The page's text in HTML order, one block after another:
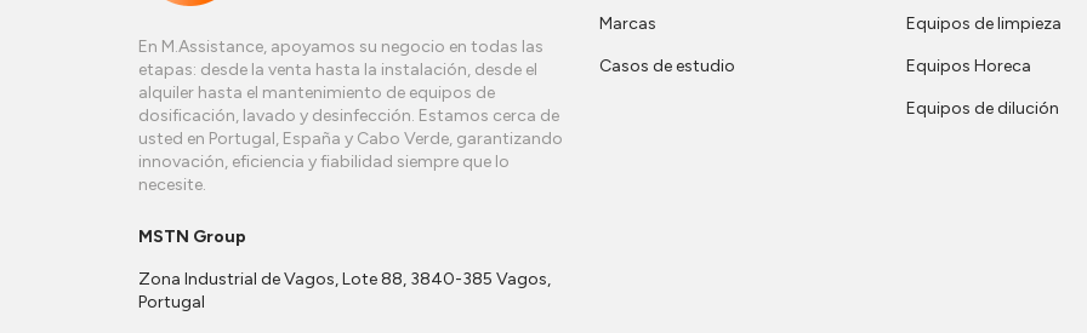
En M.Assistance, apoyamos su negocio en todas las
etapas: desde la venta hasta la instalación, desde el
alquiler hasta el mantenimiento de equipos de
dosificación, lavado y desinfección. Estamos cerca de
usted en Portugal, España y Cabo Verde, garantizando
innovación, eficiencia y fiabilidad siempre que lo
necesite.
MSTN Group
Zona Industrial de Vagos, Lote 88, 3840-385 Vagos,
Portugal
Marcas
Casos de estudio
Equipos de limpieza
Equipos Horeca
Equipos de dilución